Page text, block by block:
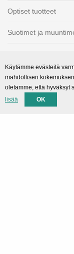
Optiset tuotteet
Suotimet ja
Sekalaiset
SMARTPortal
Lataukset
Käytämme evästeitä
mahdollisen
oletamme, että hyväksyt
lisää
OK